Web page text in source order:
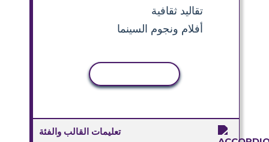
تقاليد ثقافية
أفلام ونجوم السينما
تعليمات القالب والفئة